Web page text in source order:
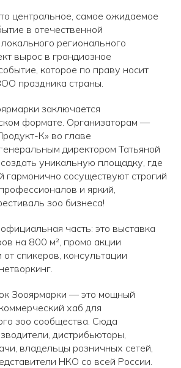
центральное, самое ожидаемое
в отечественной
регионального
вырос в грандиозное
которое по праву носит
праздника страны.
заключается
формате. Организаторам —
К» во главе
директором Татьяной
уникальную площадку, где
сосуществуют строгий
и яркий,
зоо бизнеса!
часть: это выставка
на 800 м², промо акции
спикеров, консультации
Зооярмарки — это мощный
хаб для
зоо сообщества. Сюда
дистрибьюторы,
владельцы розничных сетей,
НКО со всей России.